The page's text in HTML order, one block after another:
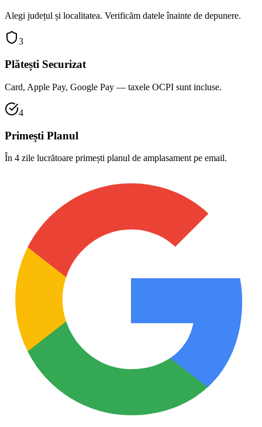
Alegi județul și localitatea. Verificăm datele înainte de depunere.
3
Plătești Securizat
Card, Apple Pay, Google Pay — taxele OCPI sunt incluse.
4
Primești Planul
În 4 zile lucrătoare primești planul de amplasament pe email.